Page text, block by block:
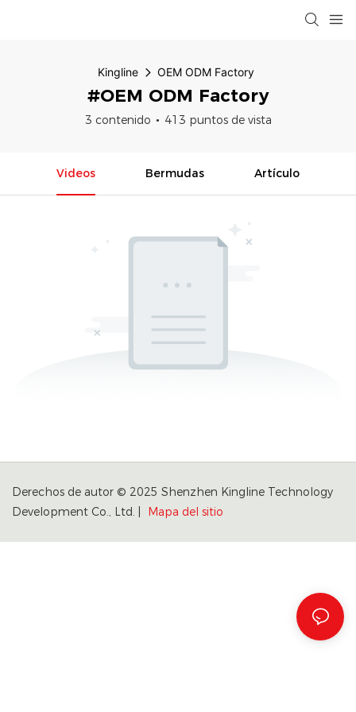
Kingline OEM ODM Factory
#OEM ODM Factory
3 contenido 413 puntos de vista
Videos Bermudas Artículo
Derechos de autor © 2025 Shenzhen Kingline Technology
Development Co., Ltd. |
Mapa del sitio